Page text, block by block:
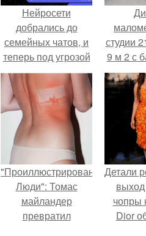
Нейросети
добрались до
семейных чатов, и
теперь под угрозой
мамины нервы.
студии
9 м 2 с
"Проиллюстрированные
Люди": Томас
майландер
превратил
Детали
чопры
Dior